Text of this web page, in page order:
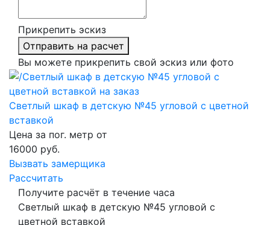
Прикрепить эскиз
Отправить на расчет
Вы можете прикрепить свой эскиз или фото
Светлый шкаф в детскую №45 угловой с цветной
вставкой
Цена за пог. метр от
16000 руб.
Вызвать замерщика
Рассчитать
Получите расчёт в течение часа
Светлый шкаф в детскую №45 угловой с
цветной вставкой